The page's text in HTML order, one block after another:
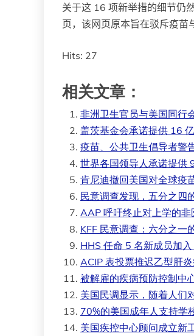
关于这 16 项新举措的细节仍
页，该网页原本旨在驳斥疫苗
Hits: 27
相关文章：
非洲卫生官员与美国同行
盖茨基金会承诺提供 16
疫苗、公共卫生倡导者警
世界各国领导人承诺提供
肯尼迪撤回美国对全球疫
民意调查发现，五分之四
AAP 呼吁终止对上学的
KFF 民意调查：六分之一
HHS 任命 5 名新成员加
ACIP 表投票推迟乙型肝
被解雇的疾病预防控制中
美国民调显示，随着人们
70%的美国成年人支持学
美国疾控中心顾问成立新